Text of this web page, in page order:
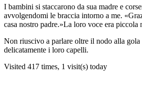
I bambini si staccarono da sua madre e
avvolgendomi le braccia intorno a me.
casa nostro padre.»La loro voce era piccola
Non riuscivo a parlare oltre il nodo alla gola
delicatamente i loro capelli.
Visited 417 times, 1 visit(s) today